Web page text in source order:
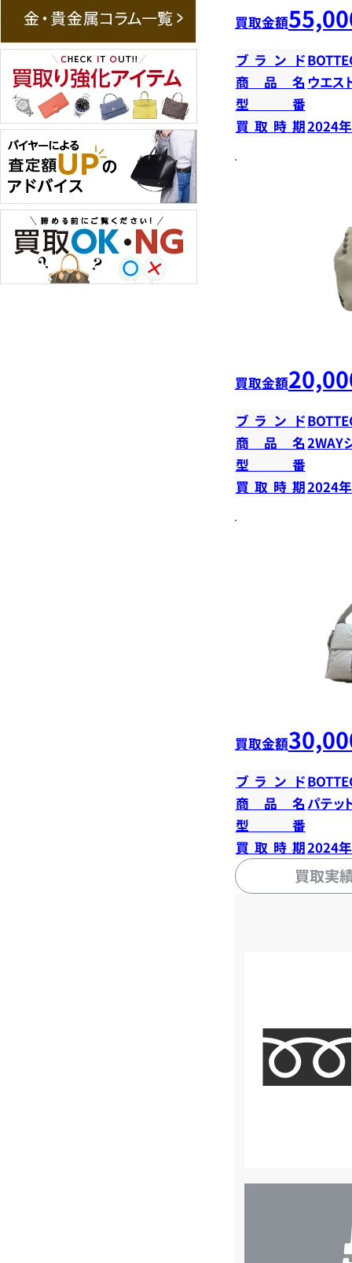
買取金額
ブランド
商品名 ウエス
型番
買取時期2024
買取金額
ブランド
商品名2WAY
型番
買取時期2024
買取金額
ブランド
商品名 パテッ
型番
買取時期2024
買取実